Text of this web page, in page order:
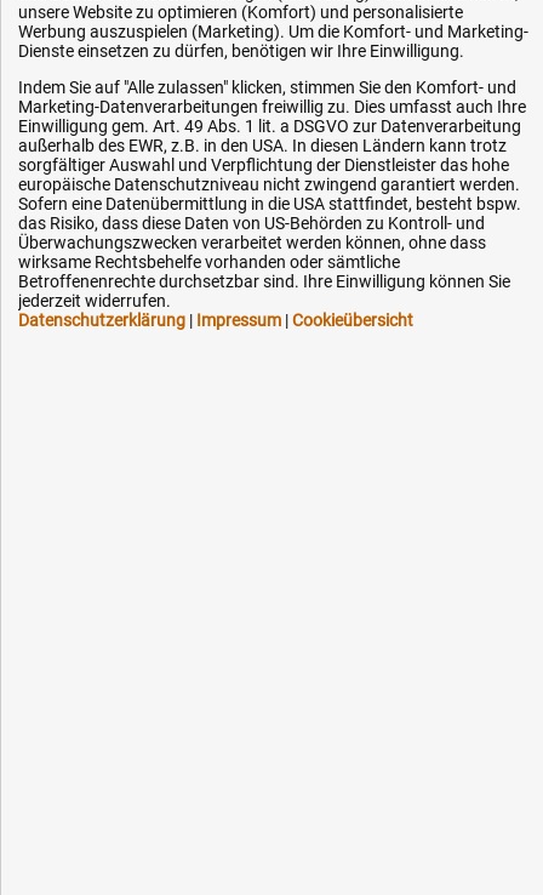
Impressum
OEM-Ersatzteile
Technik-Hilfe
Downloads
Kontakt
Ihre Hytec-Hydraulik Vorteile
Schneller Versand, meist am selben Tag
unsere Website zu optimieren (Komfort) und personalisierte
Werbung auszuspielen (Marketing). Um die Komfort- und Marketing-
Dienste einsetzen zu dürfen, benötigen wir Ihre Einwilligung.
Indem Sie auf "Alle zulassen" klicken, stimmen Sie den Komfort- und
Marketing-Datenverarbeitungen freiwillig zu. Dies umfasst auch Ihre
Einwilligung gem. Art. 49 Abs. 1 lit. a DSGVO zur Datenverarbeitung
außerhalb des EWR, z.B. in den USA. In diesen Ländern kann trotz
sorgfältiger Auswahl und Verpflichtung der Dienstleister das hohe
europäische Datenschutzniveau nicht zwingend garantiert werden.
Sofern eine Datenübermittlung in die USA stattfindet, besteht bspw.
das Risiko, dass diese Daten von US-Behörden zu Kontroll- und
Überwachungszwecken verarbeitet werden können, ohne dass
wirksame Rechtsbehelfe vorhanden oder sämtliche
Betroffenenrechte durchsetzbar sind. Ihre Einwilligung können Sie
jederzeit widerrufen.
Datenschutzerklärung | Impressum |Cookieübersicht